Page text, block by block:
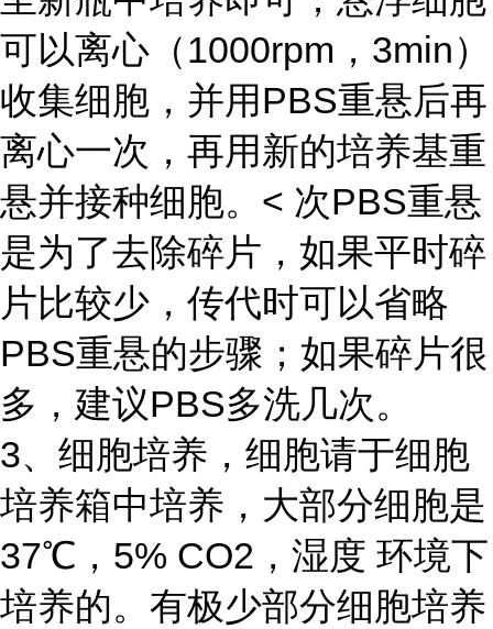
可以离心（1000rpm，3min）
收集细胞，并用PBS重悬后再
离心一次，再用新的培养基重
悬并接种细胞。< 次PBS重悬
是为了去除碎片，如果平时碎
片比较少，传代时可以省略
PBS重悬的步骤；如果碎片很
多，建议PBS多洗几次。
3、细胞培养，细胞请于细胞
培养箱中培养，大部分细胞是
37℃，5% CO2，湿度 环境下
培养的。有极少部分细胞培养